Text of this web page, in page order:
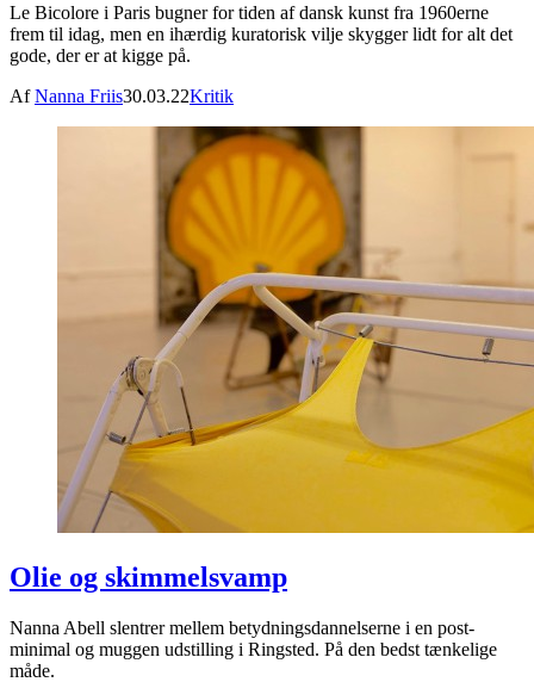
Le Bicolore i Paris bugner for tiden af dansk kunst fra 1960erne
frem til idag, men en ihærdig kuratorisk vilje skygger lidt for alt det
gode, der er at kigge på.
AfNanna Friis30.03.22Kritik
Olie og skimmelsvamp
Nanna Abell slentrer mellem betydningsdannelserne i en post-
minimal og muggen udstilling i Ringsted. På den bedst tænkelige
måde.